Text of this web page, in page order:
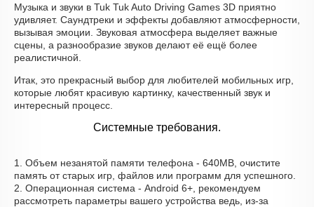
Музыка и звуки в Tuk Tuk Auto Driving Games 3D приятно
удивляет. Саундтреки и эффекты добавляют атмосферности,
вызывая эмоции. Звуковая атмосфера выделяет важные
сцены, а разнообразие звуков делают её ещё более
реалистичной.
Итак, это прекрасный выбор для любителей мобильных игр,
которые любят красивую картинку, качественный звук и
интересный процесс.
Системные требования.
1. Объем незанятой памяти телефона - 640MB, очистите
память от старых игр, файлов или программ для успешного.
2. Операционная система - Android 6+, рекомендуем
рассмотреть параметры вашего устройства ведь, из-за